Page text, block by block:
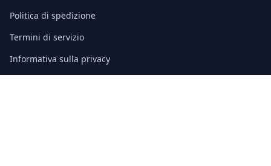
Politica di spedizione
Termini di servizio
Informativa sulla privacy